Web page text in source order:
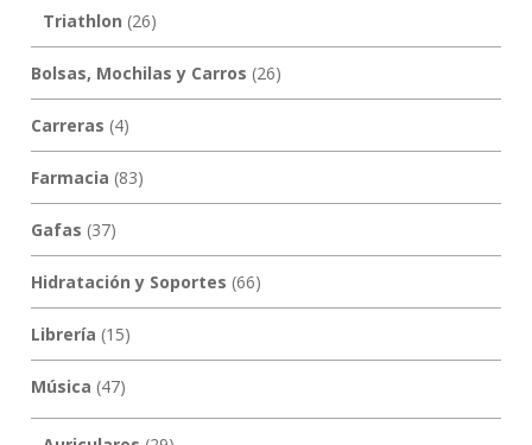
Triathlon (26)
Bolsas, Mochilas y Carros (26)
Carreras (4)
Farmacia (83)
Gafas (37)
Hidratación y Soportes (66)
Librería (15)
Música (47)